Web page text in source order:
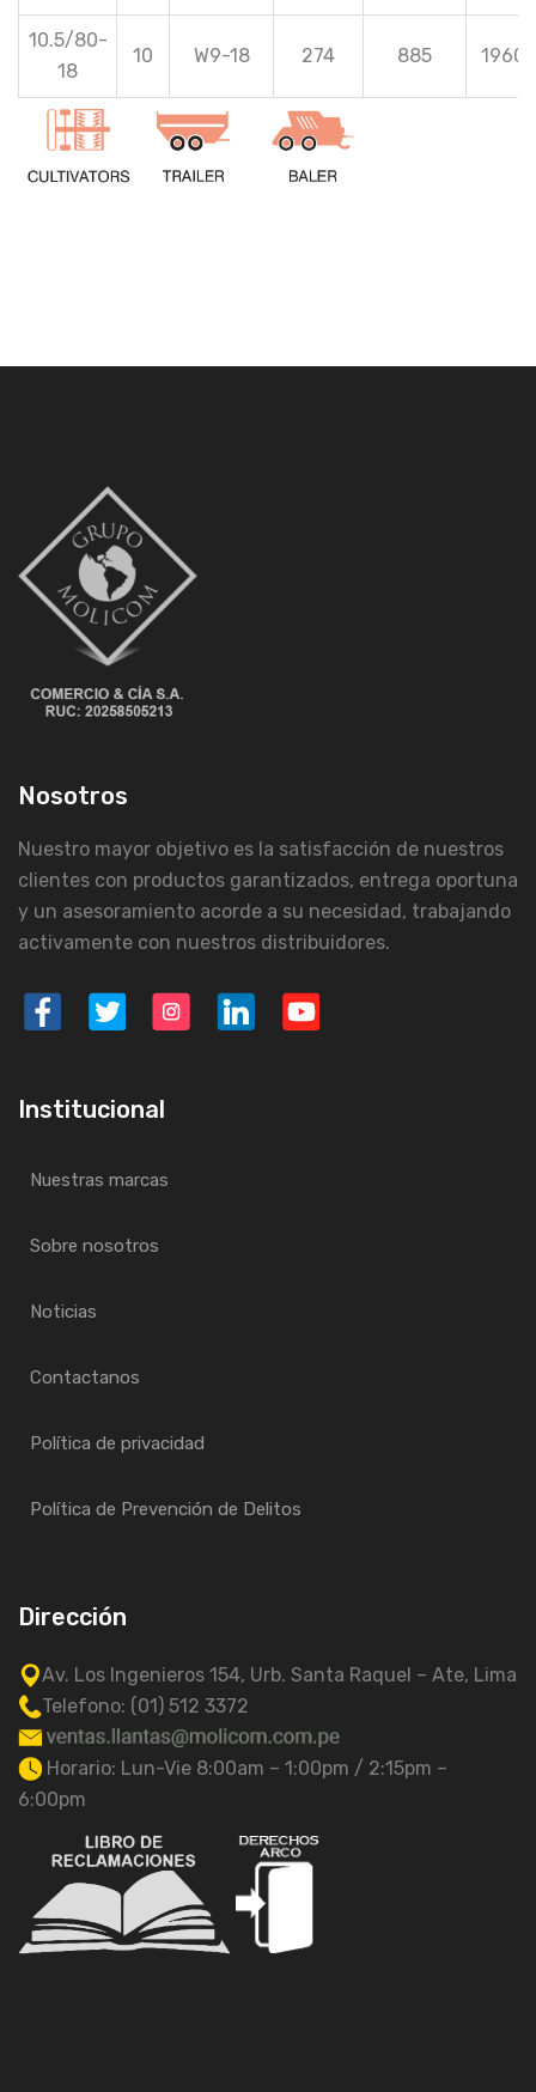
10.5/80-
18
10 W9-18 274 885 1960
Nosotros
Nuestro mayor objetivo es la satisfacción de nuestros
clientes con productos garantizados, entrega oportuna
y un asesoramiento acorde a su necesidad, trabajando
activamente con nuestros distribuidores.
Institucional
Nuestras marcas
Sobre nosotros
Noticias
Contactanos
Política de privacidad
Política de Prevención de Delitos
Dirección
Av. Los Ingenieros 154, Urb. Santa Raquel – Ate, Lima
Telefono: (01) 512 3372
Horario: Lun-Vie 8:00am – 1:00pm / 2:15pm –
6:00pm